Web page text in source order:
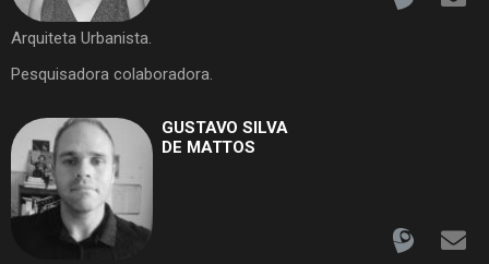
Arquiteta Urbanista.
Pesquisadora colaboradora.
GUSTAVO SILVA
DE MATTOS